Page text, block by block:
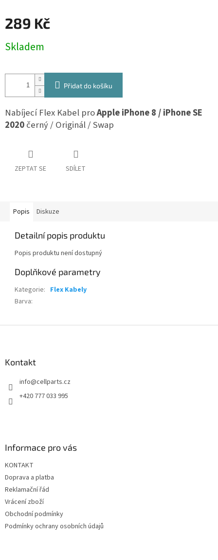
289 Kč
cena:
Skladem
Přidat do košíku
Nabíjecí Flex Kabel proApple iPhone 8 / iPhone SE
2020černý / Originál / Swap
ZEPTAT SE SDÍLET
Popis Diskuze
Detailní popis produktu
Popis produktu není dostupný
Doplňkové parametry
Kategorie: Flex Kabely
Barva:
Kontakt
info@cellparts.cz
+420 777 033 995
Informace pro vás
KONTAKT
Doprava a platba
Reklamační řád
Vrácení zboží
Obchodní podmínky
Podmínky ochrany osobních údajů